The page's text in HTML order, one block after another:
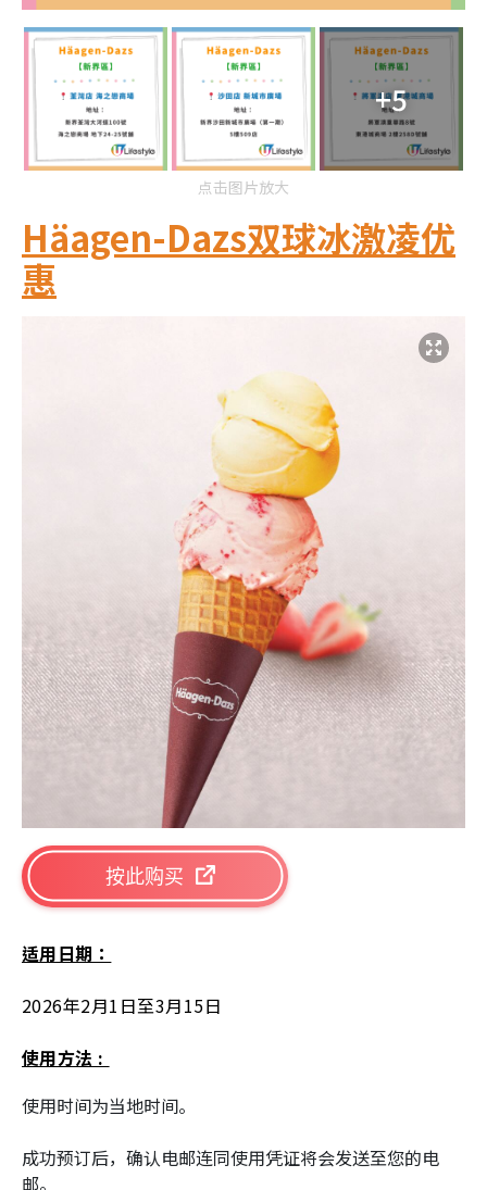
+5
点击图片放大
Häagen-Dazs双球冰激凌优
惠
按此购买
适用日期：
2026年2月1日至3月15日
使用方法 :
使用时间为当地时间。
成功预订后，确认电邮连同使用凭证将会发送至您的电
邮。